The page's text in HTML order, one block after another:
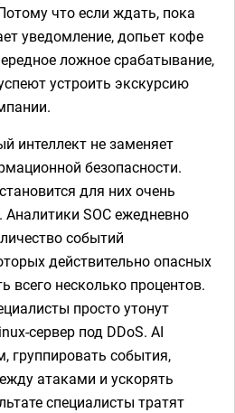
что если ждать, пока
уведомление, допьет кофе
ложное срабатывание,
устроить экскурсию
интеллект не заменяет
безопасности.
для них очень
SOC ежедневно
событий
действительно опасных
всего несколько процентов.
просто утонут
сервер под DDoS. AI
группировать события,
атаками и ускорять
специалисты тратят